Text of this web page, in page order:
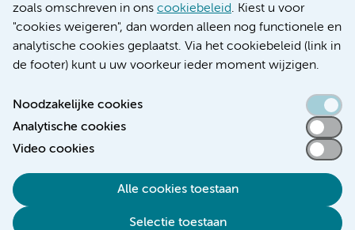
zoals omschreven in ons cookiebeleid. Kiest u voor
"cookies weigeren", dan worden alleen nog functionele en
analytische cookies geplaatst. Via het cookiebeleid (link in
de footer) kunt u uw voorkeur ieder moment wijzigen.
Noodzakelijke cookies
Analytische cookies
Video cookies
Alle cookies toestaan
Selectie toestaan
Verwijzen & diagnostiek
Toegankelijkheidsverklaring
Responsible disclosure